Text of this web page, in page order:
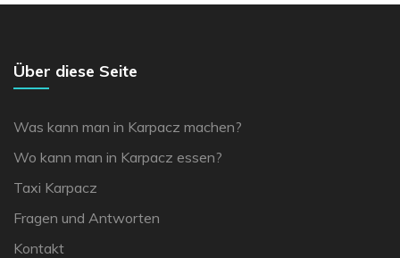
Über diese Seite
Was kann man in Karpacz machen?
Wo kann man in Karpacz essen?
Taxi Karpacz
Fragen und Antworten
Kontakt